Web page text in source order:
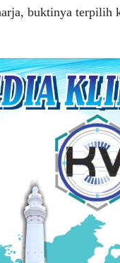
buktinya terpilih